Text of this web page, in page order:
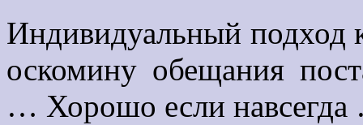
Индивидуальный подход
оскомину обещания
… Хорошо если